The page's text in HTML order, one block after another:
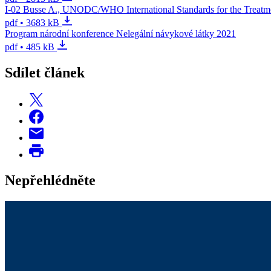
I-02 Busse A., UNODC/WHO International Standards for the
pdf • 3683 kB
Program národní konference Nelegální návykové látky 2021
pdf • 485 kB
Sdílet článek
Nepřehlédněte